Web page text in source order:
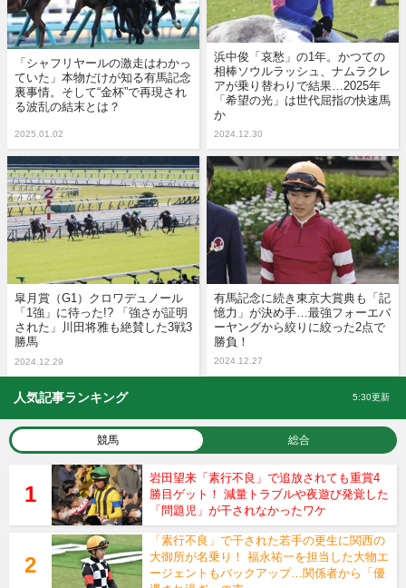
「シャフリヤールの激走はわかっ
ていた」本物だけが知る有馬記念
裏事情。そして“金杯”で再現され
る波乱の結末とは？
2025.01.02
浜中俊「哀愁」の1年。かつての
相棒ソウルラッシュ、ナムラクレ
アが乗り替わりで結果…2025年
「希望の光」は世代屈指の快速馬
か
2024.12.30
皐月賞（G1）クロワデュノール
「1強」に待った!? 「強さが証明
された」川田将雅も絶賛した3戦3
勝馬
2024.12.29
有馬記念に続き東京大賞典も「記
憶力」が決め手…最強フォーエバ
ーヤングから絞りに絞った2点で
勝負！
2024.12.27
人気記事ランキング 5:30更新
競馬 総合
岩田望来「素行不良」で追放されても重賞4
勝目ゲット！ 減量トラブルや夜遊び発覚した
「問題児」が干されなかったワケ
「素行不良」で干された若手の更生に関西の
大御所が名乗り！ 福永祐一を担当した大物エ
ージェントもバックアップ…関係者から「優